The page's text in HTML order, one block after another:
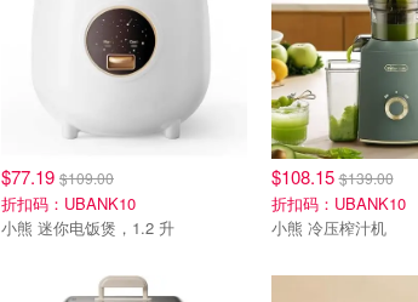
$77.19 $109.00
折扣码：UBANK10
小熊 迷你电饭煲，1.2 升
$108.15$139.00
折扣码：UBANK10
小熊 冷压榨汁机